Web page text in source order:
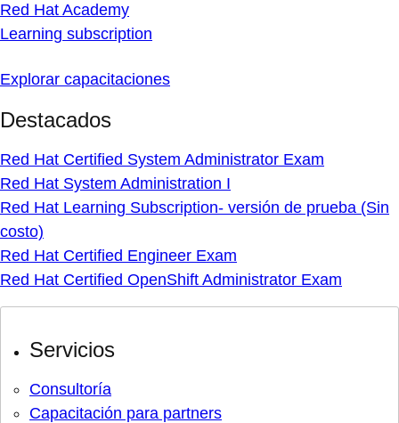
Red Hat Academy
Learning subscription
Explorar capacitaciones
Destacados
Red Hat Certified System Administrator Exam
Red Hat System Administration I
Red Hat Learning Subscription- versión de prueba (Sin
costo)
Red Hat Certified Engineer Exam
Red Hat Certified OpenShift Administrator Exam
Servicios
Consultoría
Capacitación para partners